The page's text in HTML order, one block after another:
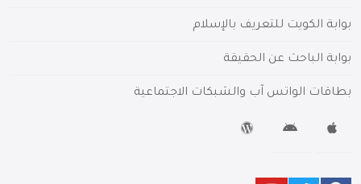
بوابة الكويت للتعريف بالإسلام
بوابة الباحث عن الحقيقة
بطاقات الواتس آب والشبكات الاجتماعية